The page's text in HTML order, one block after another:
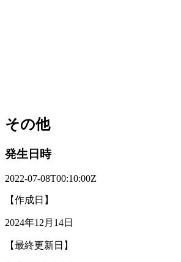
その他
発生日時
2022-07-08T00:10:00Z
【作成日】
2024年12月14日
【最終更新日】